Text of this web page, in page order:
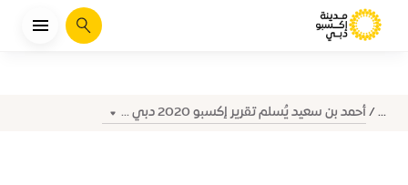
يبحث
... أحمد بن سعيد يُسلم تقرير إكسبو 2020 دبي ...